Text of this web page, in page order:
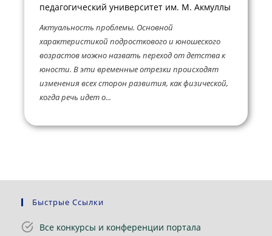
педагогический университет им. М. Акмуллы
Актуальность проблемы. Основной
характеристикой подросткового и юношеского
возрастов можно назвать переход от детства к
юности. В эти временные отрезки происходят
изменения всех сторон развития, как физической,
когда речь идет о...
Быстрые Ссылки
Все конкурсы и конференции портала